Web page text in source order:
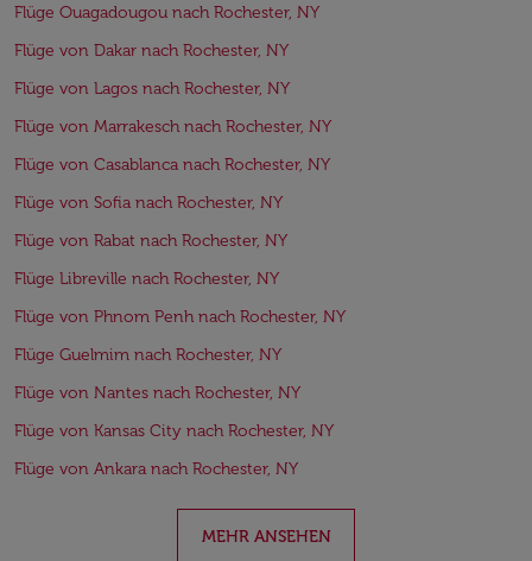
Flüge Ouagadougou nach Rochester, NY
Flüge von Dakar nach Rochester, NY
Flüge von Lagos nach Rochester, NY
Flüge von Marrakesch nach Rochester, NY
Flüge von Casablanca nach Rochester, NY
Flüge von Sofia nach Rochester, NY
Flüge von Rabat nach Rochester, NY
Flüge Libreville nach Rochester, NY
Flüge von Phnom Penh nach Rochester, NY
Flüge Guelmim nach Rochester, NY
Flüge von Nantes nach Rochester, NY
Flüge von Kansas City nach Rochester, NY
Flüge von Ankara nach Rochester, NY
MEHR ANSEHEN